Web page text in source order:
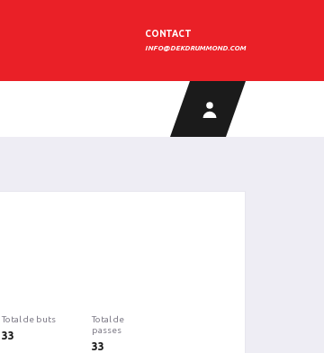
CONTACT
INFO@DEKDRUMMOND.COM
Total de buts
33
Total de
passes
33